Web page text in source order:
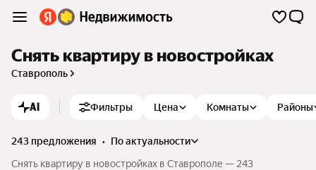
Снять квартиру в новостройках
Ставрополь
AI Фильтры Цена Комнаты Районы
243 предложения •
по актуальности
Снять квартиру в новостройках в Ставрополе — 243